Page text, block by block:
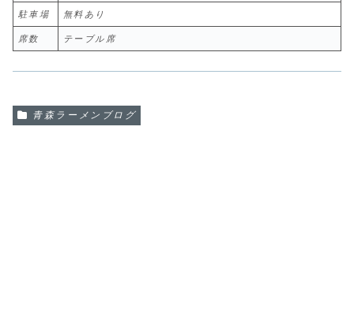
駐車場 無料あり
席数 テーブル席
青森ラーメンブログ